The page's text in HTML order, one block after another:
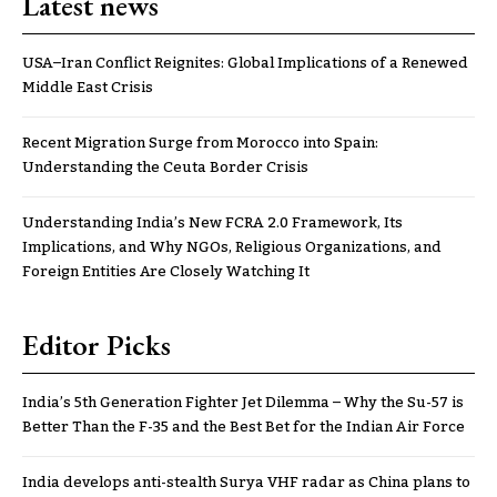
USA–Iran Conflict Reignites: Global Implications of a Renewed
Middle East Crisis
Recent Migration Surge from Morocco into Spain:
Understanding the Ceuta Border Crisis
Understanding India’s New FCRA 2.0 Framework, Its
Implications, and Why NGOs, Religious Organizations, and
Foreign Entities Are Closely Watching It
Editor Picks
India’s 5th Generation Fighter Jet Dilemma – Why the Su-57 is
Better Than the F-35 and the Best Bet for the Indian Air Force
India develops anti-stealth Surya VHF radar as China plans to